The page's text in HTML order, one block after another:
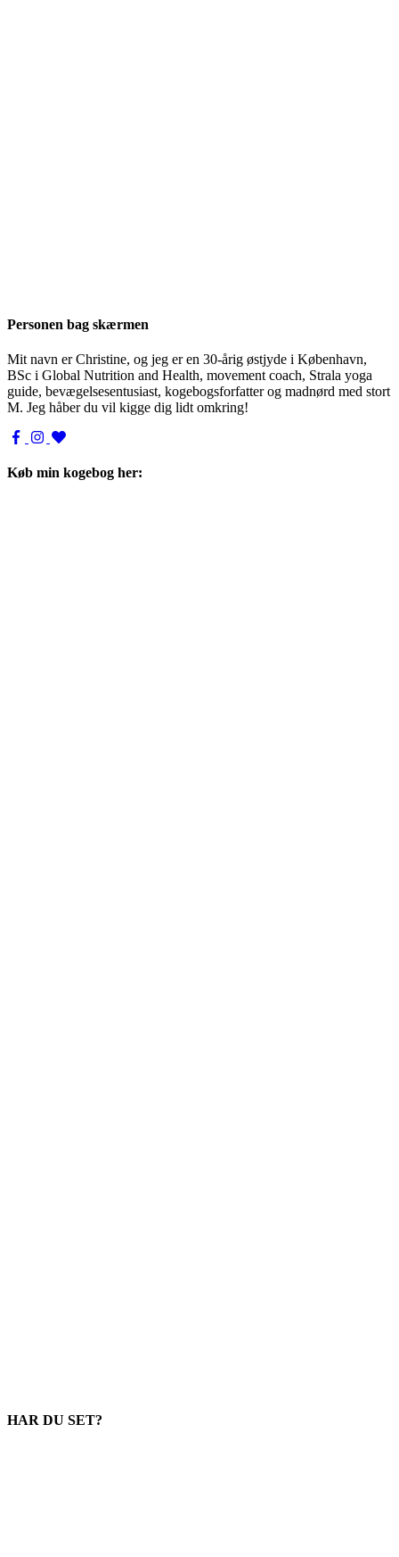
Personen bag skærmen
Mit navn er Christine, og jeg er en 30-årig østjyde i København,
BSc i Global Nutrition and Health, movement coach, Strala yoga
guide, bevægelsesentusiast, kogebogsforfatter og madnørd med stort
M. Jeg håber du vil kigge dig lidt omkring!
Køb min kogebog her:
HAR DU SET?